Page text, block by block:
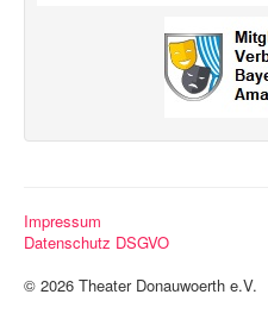
Impressum
Datenschutz DSGVO
© 2026 Theater Donauwoerth e.V.